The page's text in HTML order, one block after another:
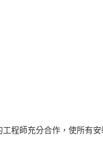
程師充分合作，使所有